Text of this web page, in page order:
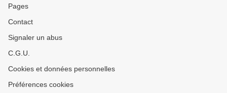
Pages
Contact
Signaler un abus
C.G.U.
Cookies et données personnelles
Préférences cookies